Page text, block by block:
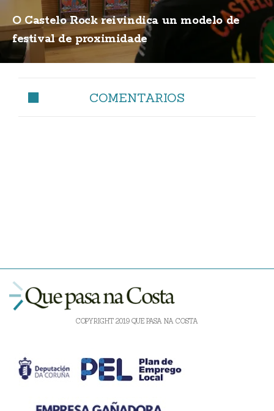
O Castelo Rock reivindica un modelo de
festival de proximidade
COMENTARIOS
COPYRIGHT 2019 QUE PASA NA COSTA